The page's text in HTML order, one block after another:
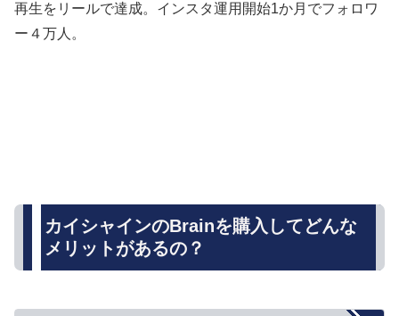
再生をリールで達成。インスタ運用開始1か月でフォロワ
ー４万人。
カイシャインのBrainを購入してどんな
メリットがあるの？